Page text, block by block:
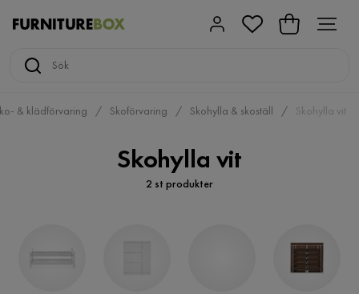
& klädförvaring Skoförvaring Skohylla & skoställ Skohylla vit
Skohylla vit
2 st produkter